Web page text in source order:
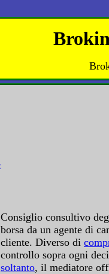
Consiglio consultivo
borsa da un agente di
cliente. Diverso di
controllo sopra ogni
soltanto, il mediatore